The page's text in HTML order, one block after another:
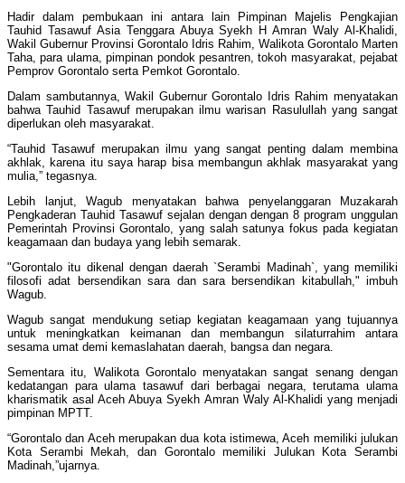
Hadir dalam pembukaan ini antara lain Pimpinan Majelis Pengkajian
Tauhid Tasawuf Asia Tenggara Abuya Syekh H Amran Waly Al-Khalidi,
Wakil Gubernur Provinsi Gorontalo Idris Rahim, Walikota Gorontalo Marten
Taha, para ulama, pimpinan pondok pesantren, tokoh masyarakat, pejabat
Pemprov Gorontalo serta Pemkot Gorontalo.
Dalam sambutannya, Wakil Gubernur Gorontalo Idris Rahim menyatakan
bahwa Tauhid Tasawuf merupakan ilmu warisan Rasulullah yang sangat
diperlukan oleh masyarakat.
“Tauhid Tasawuf merupakan ilmu yang sangat penting dalam membina
akhlak, karena itu saya harap bisa membangun akhlak masyarakat yang
mulia,” tegasnya.
Lebih lanjut, Wagub menyatakan bahwa penyelanggaran Muzakarah
Pengkaderan Tauhid Tasawuf sejalan dengan dengan 8 program unggulan
Pemerintah Provinsi Gorontalo, yang salah satunya fokus pada kegiatan
keagamaan dan budaya yang lebih semarak.
"Gorontalo itu dikenal dengan daerah `Serambi Madinah`, yang memiliki
filosofi adat bersendikan sara dan sara bersendikan kitabullah," imbuh
Wagub.
Wagub sangat mendukung setiap kegiatan keagamaan yang tujuannya
untuk meningkatkan keimanan dan membangun silaturrahim antara
sesama umat demi kemaslahatan daerah, bangsa dan negara.
Sementara itu, Walikota Gorontalo menyatakan sangat senang dengan
kedatangan para ulama tasawuf dari berbagai negara, terutama ulama
kharismatik asal Aceh Abuya Syekh Amran Waly Al-Khalidi yang menjadi
pimpinan MPTT.
“Gorontalo dan Aceh merupakan dua kota istimewa, Aceh memiliki julukan
Kota Serambi Mekah, dan Gorontalo memiliki Julukan Kota Serambi
Madinah,”ujarnya.